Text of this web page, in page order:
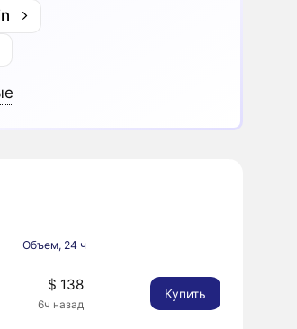
Объем, 24 ч
$ 138
6ч назад
Купить